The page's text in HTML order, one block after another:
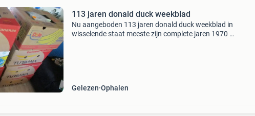
113 jaren donald duck weekblad
Nu aangeboden 113 jaren donald duck weekblad in
wisselende staat meeste zijn complete jaren 1970 ,
Gelezen Ophalen